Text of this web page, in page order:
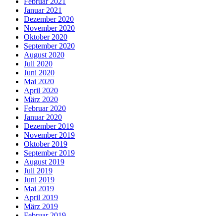
Januar 2021
Dezember 2020
November 2020
Oktober 2020
September 2020
August 2020
Juli 2020
Juni 2020
Mai 2020
April 2020
März 2020
Februar 2020
Januar 2020
Dezember 2019
November 2019
Oktober 2019
September 2019
August 2019
Juli 2019
Juni 2019
Mai 2019
April 2019
März 2019